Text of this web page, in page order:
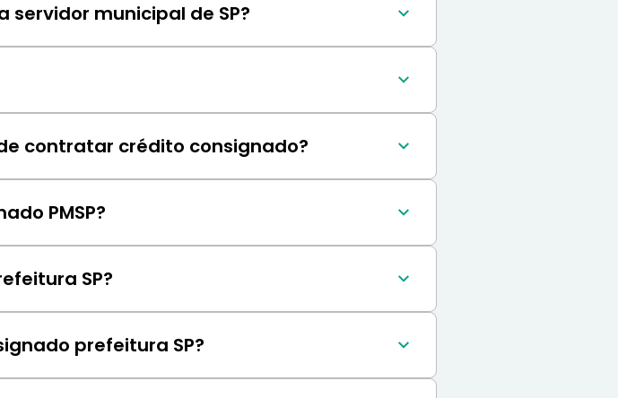
municipal de SP?
a margem consignável disponível no Portal
servidores municipais de São Paulo pode ser
contratar crédito consignado?
contratar crédito consignado. Entretanto, além
PMSP?
ou inválido e possuí um curador. Somente
SP?
e simples de usar. Ela mostra qual o valor
prefeitura SP?
o prazo máximo das prestações é de 120